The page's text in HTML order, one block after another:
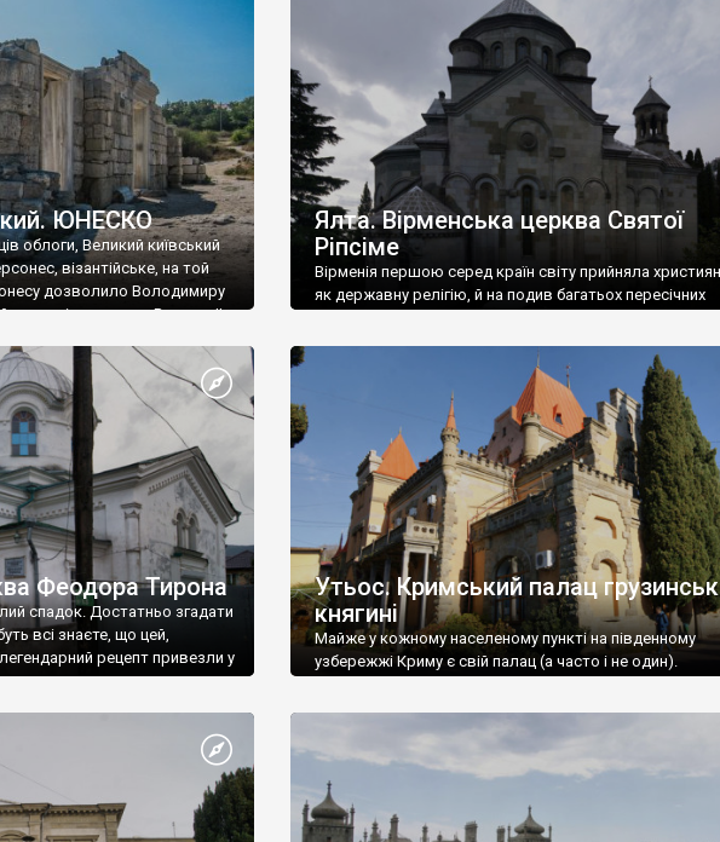
з фондів об’єкту
Таврійського».
Візантії», але експерти та
лише […]
називаються «повстяками» (postaki)…” “Вино. Крим
виробляє відмінне вино і його вдосталь: воно все
легке біле і дуже […]
ЮНЕСКО
облоги, Великий київський
візантійське, на той
дозволило Володимиру
імператору Василю ІІ,
став Василем-
Русі. На честь
місто […]
Ялта. Вірменська церква Святої
Ріпсіме
Вірменія першою серед країн світу прийняла
як державну релігію, й на подив багатьох пересічних
Феодора Тирона
спадок. Достатньо згадати
всі знаєте, що цей,
рецепт привезли у
Утьос. Кримський палац
княгині
Майже у кожному населеному пункті на південному
узбережжі Криму є свій палац (а часто і не один).